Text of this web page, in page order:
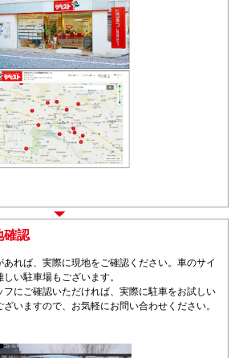
確認
あれば、実際に現地をご確認ください。車のサイ
い駐車場もございます。
フにご確認いただければ、実際に駐車をお試しい
いますので、お気軽にお問い合わせください。